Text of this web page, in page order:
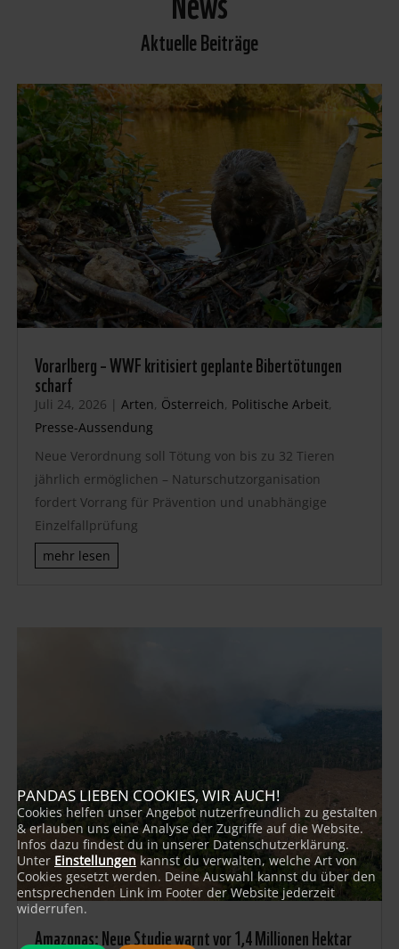
Aktuelle Beiträge
Vorarlberg – WWF kritisiert geplante Bibertötungen
scharf
Juli 24, 2026 | Arten, Österreich, Politische Arbeit,
Presse-Aussendung
Neue Verordnung soll Tötung von bis zu 32 Tieren
jährlich ermöglichen – Naturschutzorganisation
fordert Vorrang für Prävention und unabhängige
Einzelfallprüfung
mehr lesen
Amazonas: Neue Studie warnt vor 1,4 Millionen Hektar
PANDAS LIEBEN COOKIES, WIR AUCH!
Cookies helfen unser Angebot nutzerfreundlich zu gestalten
& erlauben uns eine Analyse der Zugriffe auf die Website.
Infos dazu findest du in unserer Datenschutzerklärung.
Unter Einstellungen kannst du verwalten, welche Art von
Cookies gesetzt werden. Deine Auswahl kannst du über den
entsprechenden Link im Footer der Website jederzeit
widerrufen.